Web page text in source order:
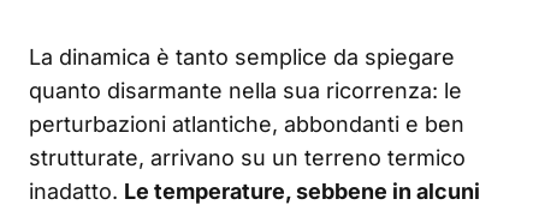
La dinamica è tanto semplice da spiegare
quanto disarmante nella sua ricorrenza: le
perturbazioni atlantiche, abbondanti e ben
strutturate, arrivano su un terreno termico
inadatto. Le temperature, sebbene in alcuni